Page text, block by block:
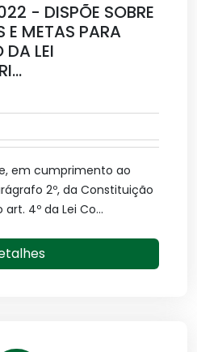
- DISPÕE SOBRE
E METAS PARA
DA LEI
em cumprimento ao
2º, da Constituição
4º da Lei Co...